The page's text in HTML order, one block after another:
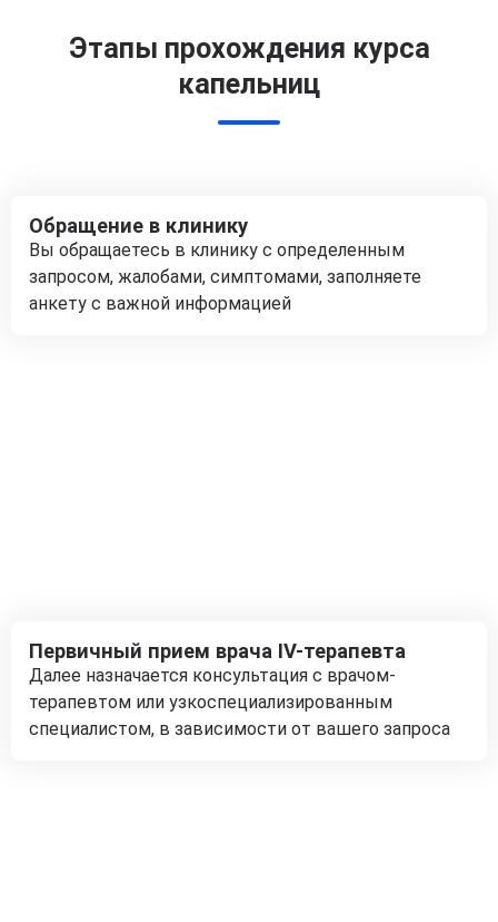
Этапы прохождения курса
капельниц
Обращение в клинику
Вы обращаетесь в клинику с определенным
запросом, жалобами, симптомами, заполняете
анкету с важной информацией
Первичный прием врача IV-терапевта
Далее назначается консультация с врачом-
терапевтом или узкоспециализированным
специалистом, в зависимости от вашего запроса